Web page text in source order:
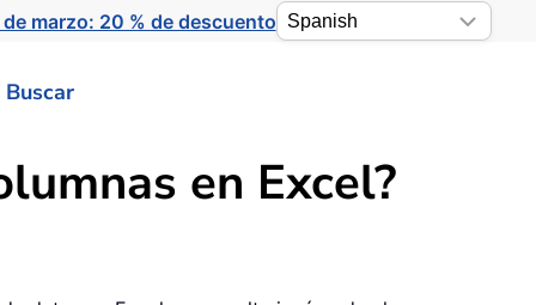
marzo: 20 % de descuento
Buscar
en Excel?